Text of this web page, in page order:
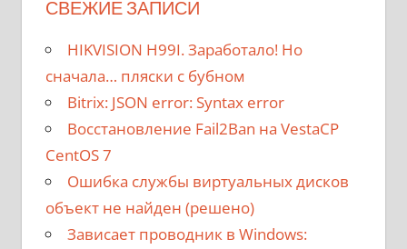
СВЕЖИЕ ЗАПИСИ
HIKVISION H99I. Заработало! Но
сначала… пляски с бубном
Bitrix: JSON error: Syntax error
Восстановление Fail2Ban на VestaCP
CentOS 7
Ошибка службы виртуальных дисков
объект не найден (решено)
Зависает проводник в Windows: